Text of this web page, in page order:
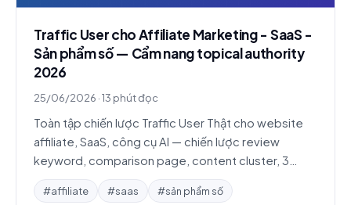
Traffic User cho Affiliate Marketing - SaaS -
Sản phẩm số — Cẩm nang topical authority
2026
25/06/2026 ·13 phút đọc
Toàn tập chiến lược Traffic User Thật cho website
affiliate, SaaS, công cụ AI — chiến lược review
keyword, comparison page, content cluster, 3
case study và FAQ chi tiết.
#affiliate #saas #sản phẩm số